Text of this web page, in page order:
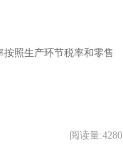
照生产环节税率和零售
阅读量:4280